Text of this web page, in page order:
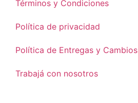
Términos y Condiciones
Política de privacidad
Política de Entregas y Cambios
Trabajá con nosotros